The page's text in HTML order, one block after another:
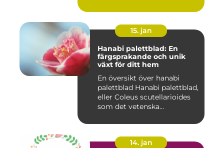
15. jan
Hanabi palettblad: En
färgsprakande och unik
växt för ditt hem
En översikt över hanabi
palettblad Hanabi palettblad,
eller Coleus scutellarioides
som det vetenska...
14. jan